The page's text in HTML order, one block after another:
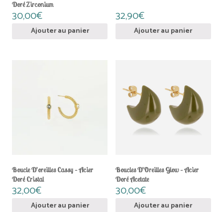
Doré Zirconium
30,00€
Ajouter au panier
32,90€
Ajouter au panier
Boucle D’oreilles Cassy – Acier
Doré Cristal
32,00€
Ajouter au panier
Boucles D’Oreilles Glow – Acier
Doré Acetate
30,00€
Ajouter au panier